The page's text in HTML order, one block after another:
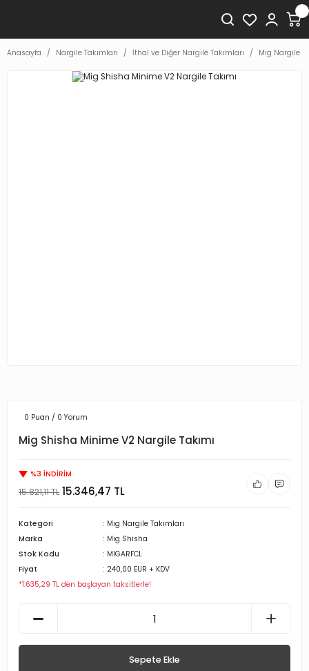
Anasayfa Nargile Takımları İthal ve Diğer Nargile Takımları Mıg Nargile
0 Puan / 0 Yorum
Mig Shisha Minime V2 Nargile Takımı
%3 İNDİRİM
15.821,11 TL 15.346,47 TL
Kategori
Mıg Nargile Takımları
Marka
Mig Shisha
Stok Kodu
MIGARFCL
Fiyat
240,00 EUR + KDV
*1.635,29 TL den başlayan taksitlerle!
Sepete Ekle